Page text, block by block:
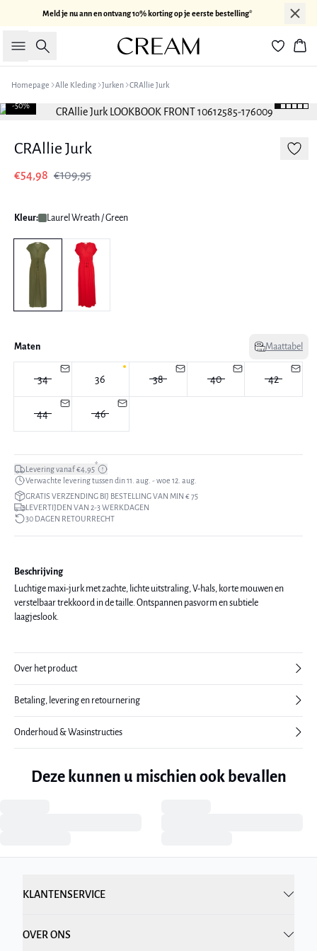
Meld je nu ann en ontvang 10% korting op je eerste bestelling*
Zoeken
Homepage Alle Kleding Jurken CRAllie Jurk
-50%
CRAllie Jurk
€54,98 €109,95
Kleur: Laurel Wreath / Green
Maten Maattabel
34 36 38 40 42
44 46
Levering vanaf €4,95*
Verwachte levering tussen din 11. aug. - woe 12. aug.
GRATIS VERZENDING BIJ BESTELLING VAN MIN € 75
LEVERTIJDEN VAN 2-3 WERKDAGEN
30 DAGEN RETOURRECHT
Beschrijving
Luchtige maxi-jurk met zachte, lichte uitstraling, V-hals, korte mouwen en
verstelbaar trekkoord in de taille. Ontspannen pasvorm en subtiele
laagjeslook.
Over het product
Betaling, levering en retournering
Onderhoud & Wasinstructies
Deze kunnen u mischien ook bevallen
KLANTENSERVICE
OVER ONS